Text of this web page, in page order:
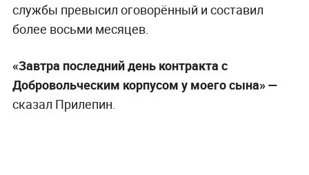
службы превысил оговорённый и составил
более восьми месяцев.
«Завтра последний день контракта с
Добровольческим корпусом у моего сына» —
сказал Прилепин.